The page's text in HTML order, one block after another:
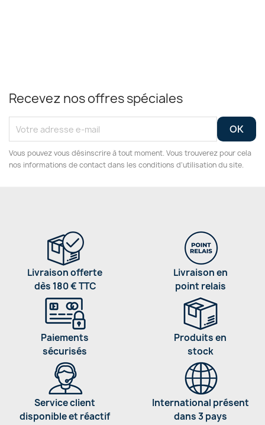
Recevez nos offres spéciales
Vous pouvez vous désinscrire à tout moment. Vous trouverez pour cela
nos informations de contact dans les conditions d'utilisation du site.
Livraison offerte
dès 180 € TTC
Livraison en
point relais
Paiements
sécurisés
Produits en
stock
Service client
disponible et réactif
International présent
dans 3 pays